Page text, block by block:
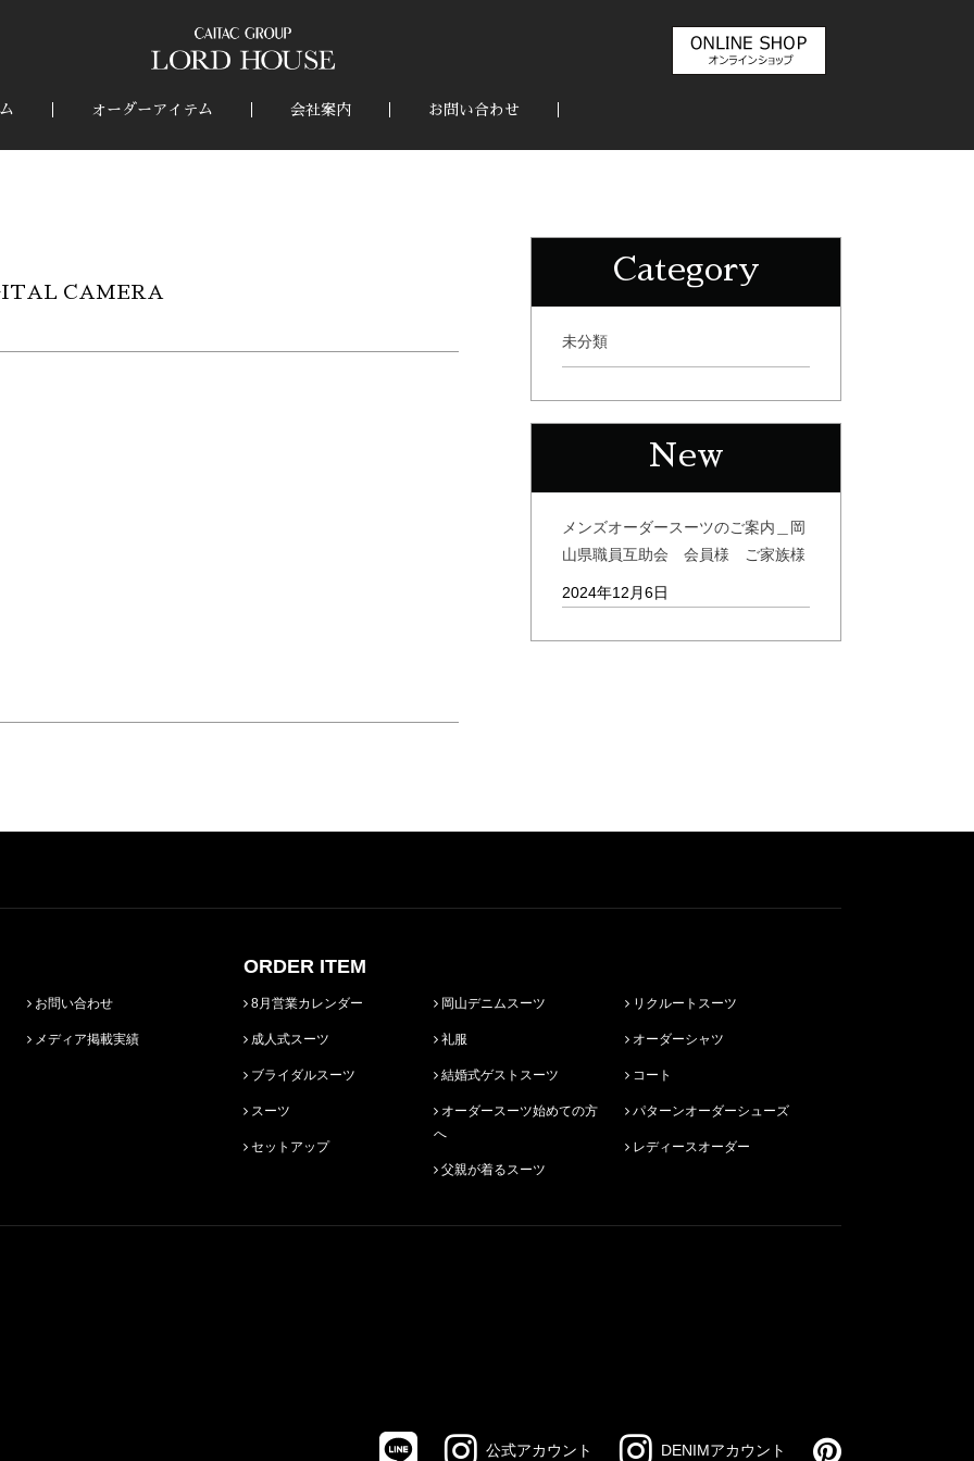
オーダーアイテム 会社案内 お問い合わせ
CAMERA
Category
未分類
New
メンズオーダースーツのご案内＿岡
山県職員互助会 会員様 ご家族様
2024年12月6日
お問い合わせ
メディア掲載実績
ORDER ITEM
8月営業カレンダー
成人式スーツ
ブライダルスーツ
スーツ
セットアップ
岡山デニムスーツ
礼服
結婚式ゲストスーツ
へ
父親が着るスーツ
リクルートスーツ
オーダーシャツ
コート
パターンオーダーシューズ
レディースオーダー
公式アカウント DENIMアカウント